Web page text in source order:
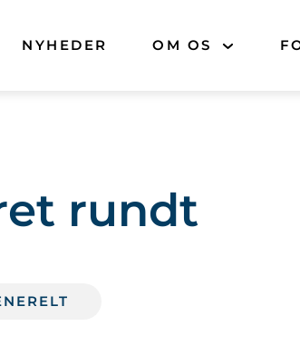
NYHEDER OM OS
rundt